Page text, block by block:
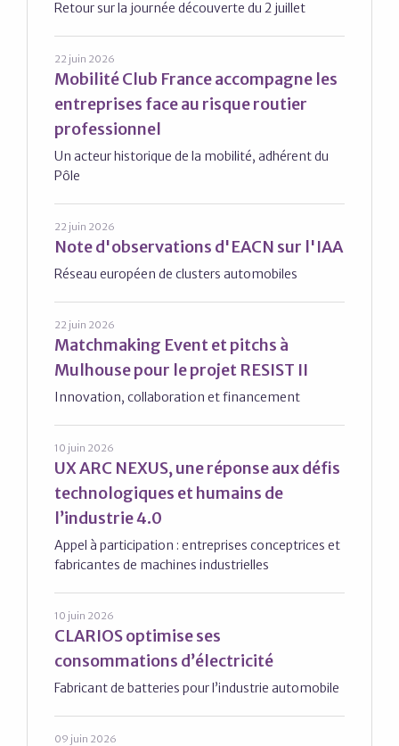
Retour sur la journée découverte du 2 juillet
22 juin 2026
Mobilité Club France accompagne les
entreprises face au risque routier
professionnel
Un acteur historique de la mobilité, adhérent du
Pôle
22 juin 2026
Note d'observations d'EACN sur l'IAA
Réseau européen de clusters automobiles
22 juin 2026
Matchmaking Event et pitchs à
Mulhouse pour le projet RESIST II
Innovation, collaboration et financement
10 juin 2026
UX ARC NEXUS, une réponse aux défis
technologiques et humains de
l’industrie 4.0
Appel à participation : entreprises conceptrices et
fabricantes de machines industrielles
10 juin 2026
CLARIOS optimise ses
consommations d’électricité
Fabricant de batteries pour l’industrie automobile
09 juin 2026